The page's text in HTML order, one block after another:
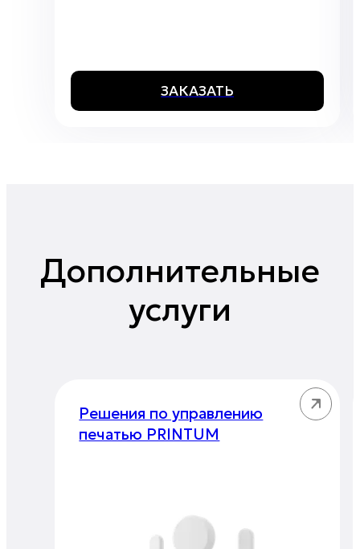
ЗАКАЗАТЬ
Дополнительные
услуги
Решения по управлению
печатью PRINTUM